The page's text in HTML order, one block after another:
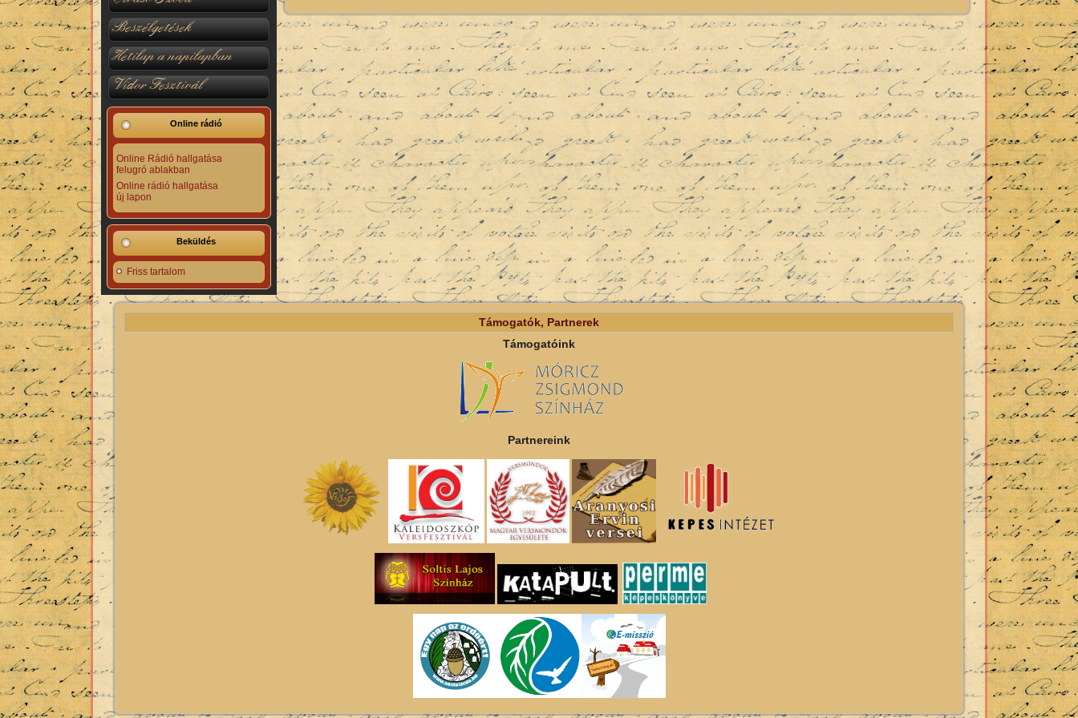
Beszélgetések
Hetilap a napilapban
Vidor Fesztivál
Online rádió
Online Rádió hallgatása
felugró ablakban
Online rádió hallgatása
új lapon
Beküldés
Friss tartalom
Támogatók, Partnerek
Támogatóink
Partnereink